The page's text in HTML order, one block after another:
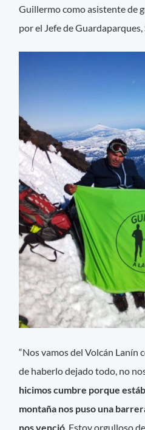
Guillermo como asistente de
por el Jefe de
“Nos vamos del Volcán Lanín
de haberlo dejado todo, no
hicimos cumbre porque
montaña nos puso una
nos venció . Estoy orgulloso